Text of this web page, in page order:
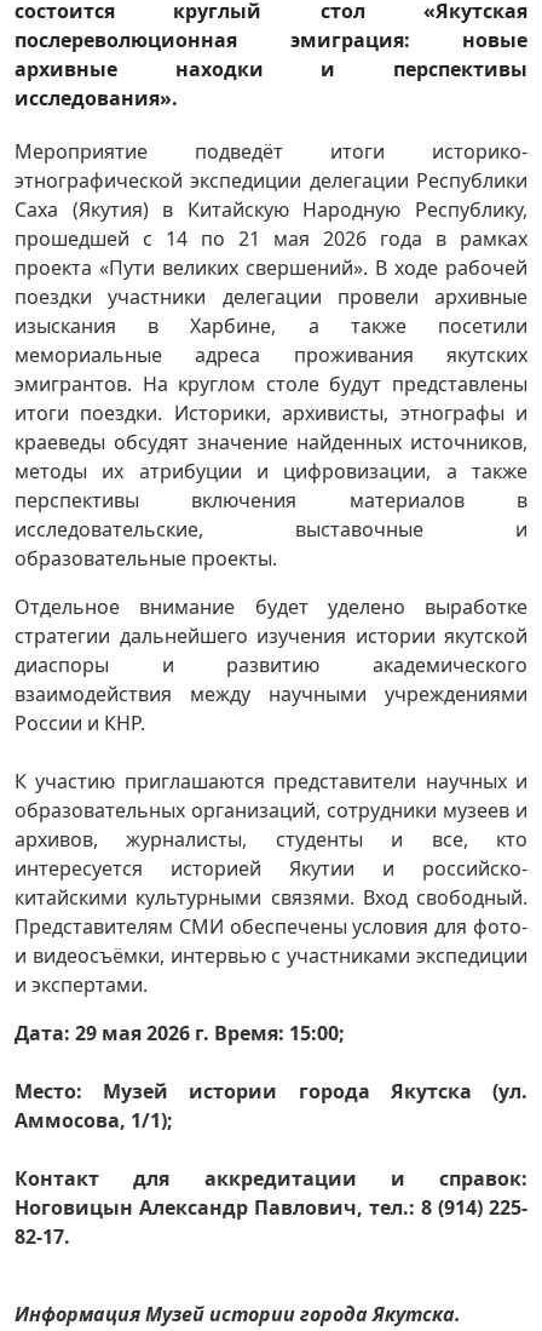
состоится круглый стол «Якутская
послереволюционная эмиграция: новые
архивные находки и перспективы
исследования».
Мероприятие подведёт итоги историко-
этнографической экспедиции делегации Республики
Саха (Якутия) в Китайскую Народную Республику,
прошедшей с 14 по 21 мая 2026 года в рамках
проекта «Пути великих свершений». В ходе рабочей
поездки участники делегации провели архивные
изыскания в Харбине, а также посетили
мемориальные адреса проживания якутских
эмигрантов. На круглом столе будут представлены
итоги поездки. Историки, архивисты, этнографы и
краеведы обсудят значение найденных источников,
методы их атрибуции и цифровизации, а также
перспективы включения материалов в
исследовательские, выставочные и
образовательные проекты.
Отдельное внимание будет уделено выработке
стратегии дальнейшего изучения истории якутской
диаспоры и развитию академического
взаимодействия между научными учреждениями
России и КНР.
К участию приглашаются представители научных и
образовательных организаций, сотрудники музеев и
архивов, журналисты, студенты и все, кто
интересуется историей Якутии и российско-
китайскими культурными связями. Вход свободный.
Представителям СМИ обеспечены условия для фото-
и видеосъёмки, интервью с участниками экспедиции
и экспертами.
Дата: 29 мая 2026 г. Время: 15:00;
Место: Музей истории города Якутска (ул.
Аммосова, 1/1);
Контакт для аккредитации и справок:
Ноговицын Александр Павлович, тел.: 8 (914) 225-
82-17.
Информация Музей истории города Якутска.